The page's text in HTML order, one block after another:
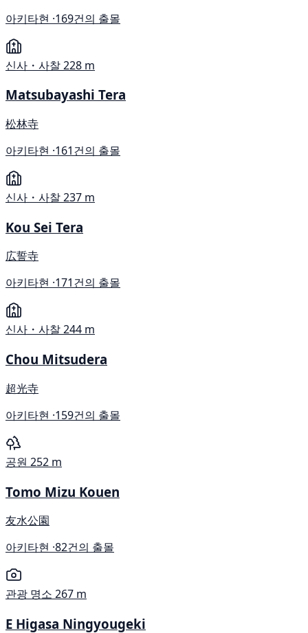
아키타현 ·169건의 출몰
신사・사찰228 m
Matsubayashi Tera
松林寺
아키타현 ·161건의 출몰
신사・사찰237 m
Kou Sei Tera
広誓寺
아키타현 ·171건의 출몰
신사・사찰244 m
Chou Mitsudera
超光寺
아키타현 ·159건의 출몰
공원 252 m
Tomo Mizu Kouen
友水公園
아키타현 ·82건의 출몰
관광 명소 267 m
E Higasa Ningyougeki